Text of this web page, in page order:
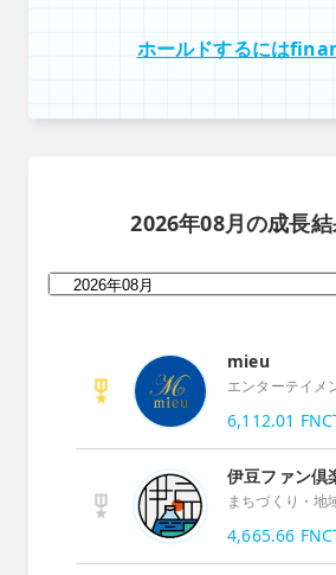
ホールドするには
2026年08月の成長
mieu
エンターテイメ
6,112.01
伊豆ファン倶
まちづくり・地
4,665.66